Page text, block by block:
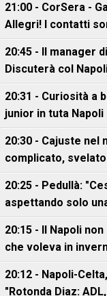
21:00 - CorSera -
Allegri! I contatti
20:45 - Il manager
Discuterà col
20:31 - Curiosità a
junior in tuta Napoli
20:30 - Cajuste nel
complicato,
20:25 - Pedullà:
aspettando solo
20:15 - Il Napoli
che voleva in
20:12 - Napoli-
"Rotonda Diaz: